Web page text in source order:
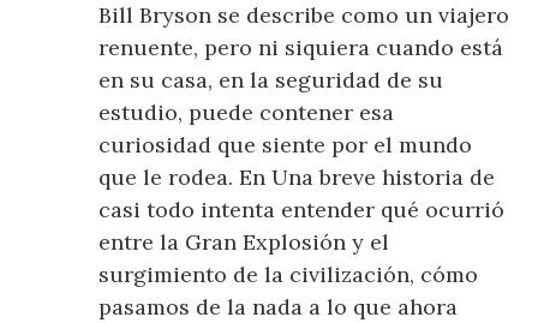
Bill Bryson se describe como un viajero
renuente, pero ni siquiera cuando está
en su casa, en la seguridad de su
estudio, puede contener esa
curiosidad que siente por el mundo
que le rodea. En Una breve historia de
casi todo intenta entender qué ocurrió
entre la Gran Explosión y el
surgimiento de la civilización, cómo
pasamos de la nada a lo que ahora